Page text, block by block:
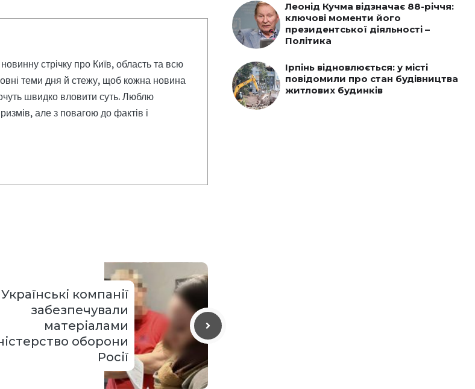
стрічку про Київ, область та всю
теми дня й стежу, щоб кожна новина
швидко вловити суть. Люблю
але з повагою до фактів і
Українські компанії
забезпечували
матеріалами
оборони
Росії
Леонід Кучма відзначає 88-річчя:
ключові моменти його
президентської діяльності –
Політика
Ірпінь відновлюється: у місті
повідомили про стан будівництва
житлових будинків